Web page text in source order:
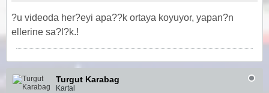
?u videoda her?eyi apa??k ortaya koyuyor, yapan?n
ellerine sa?l?k.!
Turgut Karabag
Kartal